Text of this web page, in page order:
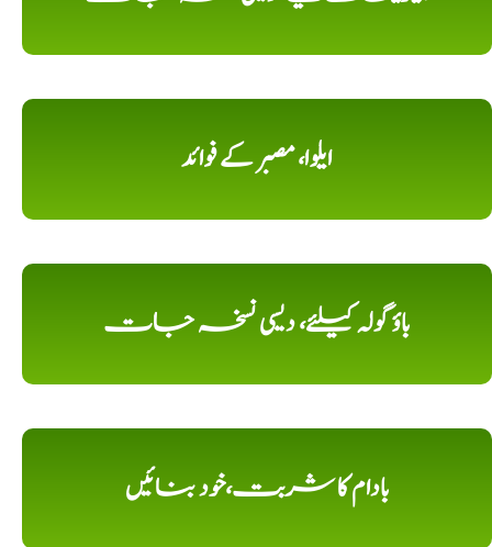
ایلوا، مصبر کے فوائد
باؤ گولہ کیلئے، دیسی نسخہ جات
بادام کا شربت،خود بنائیں